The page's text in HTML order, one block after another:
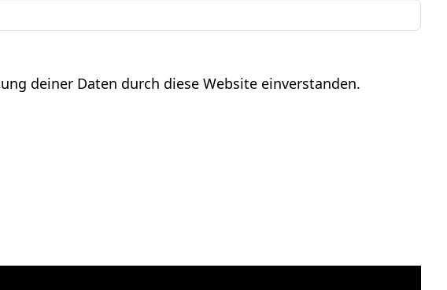
deiner Daten durch diese Website einverstanden.